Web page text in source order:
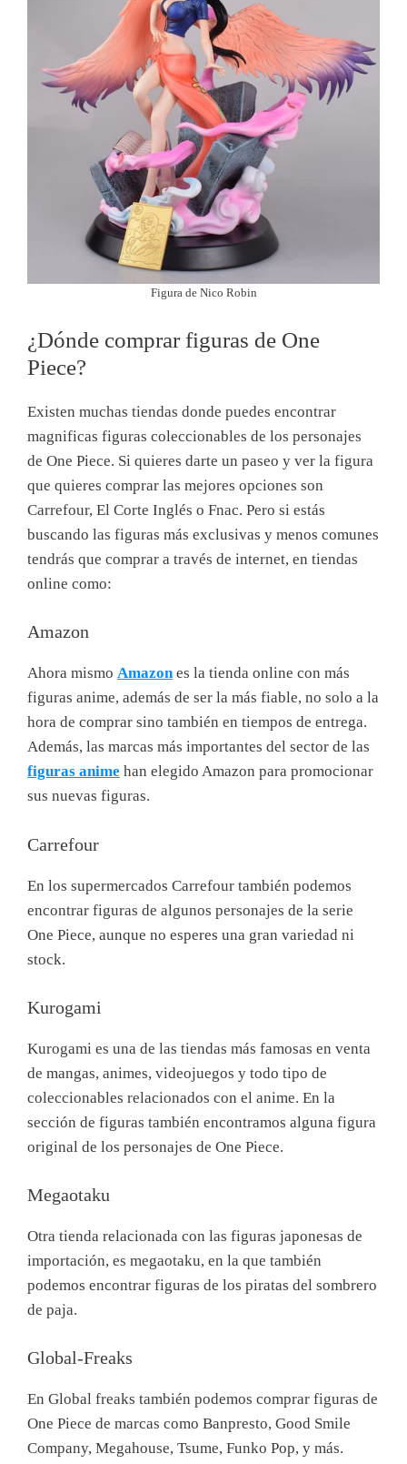
Figura de Nico Robin
¿Dónde comprar figuras de One
Piece?
Existen muchas tiendas donde puedes encontrar
magnificas figuras coleccionables de los personajes
de One Piece. Si quieres darte un paseo y ver la figura
que quieres comprar las mejores opciones son
Carrefour, El Corte Inglés o Fnac. Pero si estás
buscando las figuras más exclusivas y menos comunes
tendrás que comprar a través de internet, en tiendas
online como:
Amazon
Ahora mismo Amazones la tienda online con más
figuras anime, además de ser la más fiable, no solo a la
hora de comprar sino también en tiempos de entrega.
Además, las marcas más importantes del sector de las
figuras anime han elegido Amazon para promocionar
sus nuevas figuras.
Carrefour
En los supermercados Carrefour también podemos
encontrar figuras de algunos personajes de la serie
One Piece, aunque no esperes una gran variedad ni
stock.
Kurogami
Kurogami es una de las tiendas más famosas en venta
de mangas, animes, videojuegos y todo tipo de
coleccionables relacionados con el anime. En la
sección de figuras también encontramos alguna figura
original de los personajes de One Piece.
Megaotaku
Otra tienda relacionada con las figuras japonesas de
importación, es megaotaku, en la que también
podemos encontrar figuras de los piratas del sombrero
de paja.
Global-Freaks
En Global freaks también podemos comprar figuras de
One Piece de marcas como Banpresto, Good Smile
Company, Megahouse, Tsume, Funko Pop, y más.